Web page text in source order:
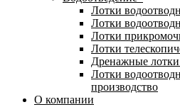
Лотки
Лотки
Лотки
Лотки
Дренажные
Лотки
производство
О компании